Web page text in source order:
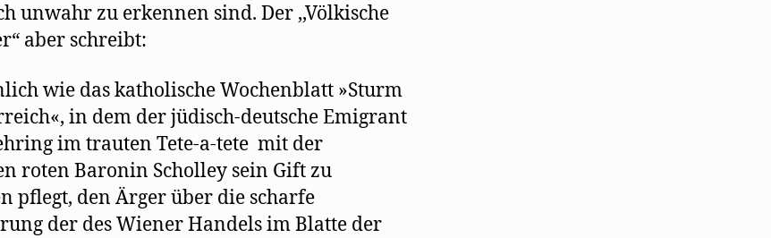
unwahr zu erkennen sind. Der ,,Völkische
aber schreibt:
wie das katholische Wochenblatt »Sturm
in dem der jüdisch-deutsche Emigrant
im trauten Tete-a-tete mit der
roten Baronin Scholley sein Gift zu
pflegt, den Ärger über die scharfe
der des Wiener Handels im Blatte der